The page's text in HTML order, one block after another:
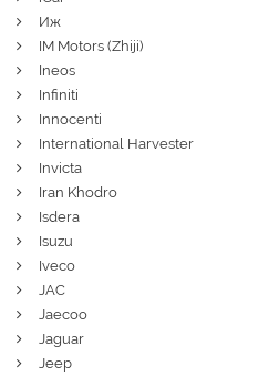
Иж
IM Motors (Zhiji)
Ineos
Infiniti
Innocenti
International Harvester
Invicta
Iran Khodro
Isdera
Isuzu
Iveco
JAC
Jaecoo
Jaguar
Jeep